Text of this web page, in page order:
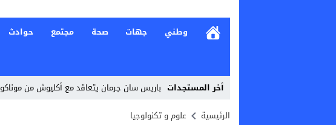
وطني جهات صحة مجتمع حوادث
أخر المستجدات باريس سان جرمان يتعاقد مع أكليوش من موناكو
Stop
الرئيسية علوم و تكنولوجيا